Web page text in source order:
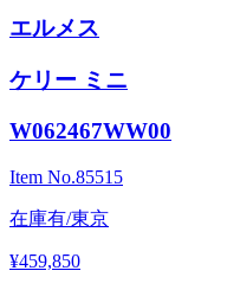
エルメス
ケリー ミニ
W062467WW00
Item No.85515
在庫有/東京
¥459,850